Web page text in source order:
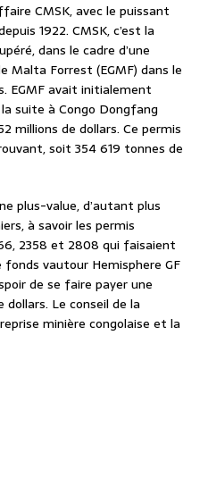
CMSK, avec le puissant
1922. CMSK, c’est la
dans le cadre d’une
Malta Forrest (EGMF) dans le
EGMF avait initialement
suite à Congo Dongfang
millions de dollars. Ce permis
soit 354 619 tonnes de
plus-value, d’autant plus
à savoir les permis
2358 et 2808 qui faisaient
vautour Hemisphere GF
de se faire payer une
Le conseil de la
minière congolaise et la